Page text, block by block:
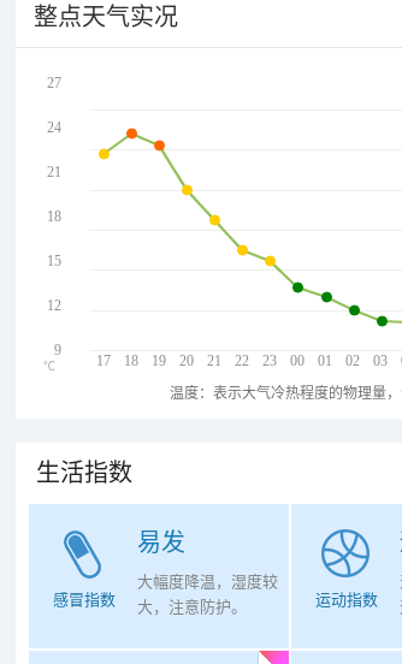
整点天气实况
17 18 19 20 21 22 23 00 01 02 03
27
24
21
18
15
12
9
℃
温度：表示大气冷热程度的物理量
生活指数
易发
感冒指数
大幅度降温，湿度较
大，注意防护。
运动指数